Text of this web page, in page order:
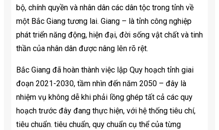
bộ, chính quyền và nhân dân các dân tộc trong tỉnh về
một Bắc Giang tương lai. Giang – là tỉnh công nghiệp
phát triển năng động, hiện đại, đời sống vật chất và tinh
thần của nhân dân được nâng lên rõ rệt.
Bắc Giang đã hoàn thành việc lập Quy hoạch tỉnh giai
đoạn 2021-2030, tầm nhìn đến năm 2050 – đây là
nhiệm vụ không dễ khi phải lồng ghép tất cả các quy
hoạch trước đây đang thực hiện, với hệ thống tiêu chí,
tiêu chuẩn. tiêu chuẩn, quy chuẩn cụ thể của từng